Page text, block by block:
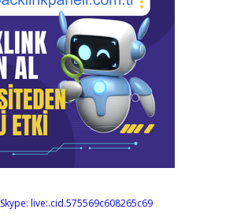
Skype: live:.cid.575569c608265c69